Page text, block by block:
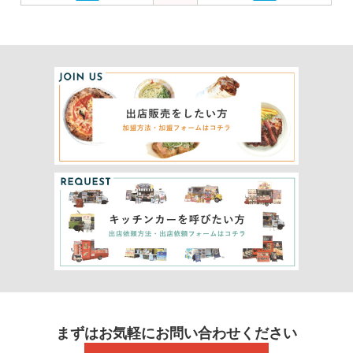
まずはお気軽にお問い合わせください